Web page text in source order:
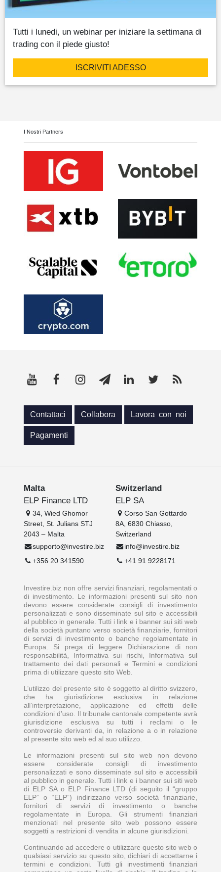
Tutti i lunedi, un webinar per iniziare la settimana di
trading con il piede giusto!
ISCRIVITI ADESSO
I Nostri Partners
Contattaci Collabora Lavora con noi
Pagamenti
Malta
ELP Finance LTD
34, Wied Ghomor
Street, St. Julians STJ
2043 – Malta
supporto@investire.biz
+356 20 341590
Switzerland
ELP SA
Corso San Gottardo
8A, 6830 Chiasso,
Switzerland
info@investire.biz
+41 91 9228171
Investire.biz non offre servizi finanziari, regolamentati o
di investimento. Le informazioni presenti sul sito non
devono essere considerate consigli di investimento
personalizzati e sono disseminate sul sito e accessibili
al pubblico in generale. Tutti i link e i banner sui siti web
della società puntano verso società finanziarie, fornitori
di servizi di investimento o banche regolamentate in
Europa. Si prega di leggere Dichiarazione di non
responsabilità, Informativa sui rischi, Informativa sul
trattamento dei dati personali e Termini e condizioni
prima di utilizzare questo sito Web.
L’utilizzo del presente sito è soggetto al diritto svizzero,
che ha giurisdizione esclusiva in relazione
all’interpretazione, applicazione ed effetti delle
condizioni d’uso. Il tribunale cantonale competente avrà
giurisdizione esclusiva su tutti i reclami o le
controversie derivanti da, in relazione a o in relazione
al presente sito web ed al suo utilizzo.
Le informazioni presenti sul sito web non devono
essere considerate consigli di investimento
personalizzati e sono disseminate sul sito e accessibili
al pubblico in generale. Tutti i link e i banner sui siti web
di ELP SA o ELP Finance LTD (di seguito il “gruppo
ELP” o “ELP”) indirizzano verso società finanziarie,
fornitori di servizi di investimento o banche
regolamentate in Europa. Gli strumenti finanziari
menzionati nel presente sito web possono essere
soggetti a restrizioni di vendita in alcune giurisdizioni.
Continuando ad accedere o utilizzare questo sito web o
qualsiasi servizio su questo sito, dichiari di accettarne i
termini e condizioni. Tutti gli investimenti finanziari